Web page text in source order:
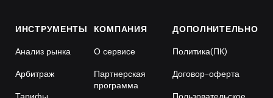
ИНСТРУМЕНТЫ
Анализ рынка
Арбитраж
КОМПАНИЯ
О сервисе
Партнерская
программа
ДОПОЛНИТЕЛЬНО
Политика(ПК)
Договор-оферта